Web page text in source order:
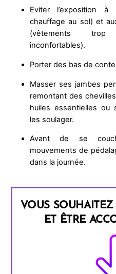
Eviter l’exposition
chauffage au sol) et
(vêtements trop
inconfortables).
Porter des bas de
Masser ses jambes
remontant des
huiles essentielles ou
les soulager.
Avant de se
mouvements de
dans la journée.
VOUS
ET ÊTRE